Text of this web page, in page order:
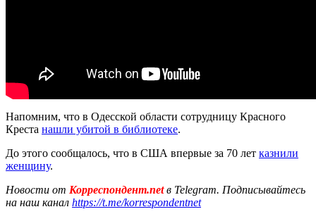
Напомним, что в Одесской области сотрудницу Красного
Креста нашли убитой в библиотеке.
До этого сообщалось, что в США впервые за 70 лет казнили
женщину.
Новости от Корреспондент.netв Telegram. Подписывайтесь
на наш канал https://t.me/korrespondentnet